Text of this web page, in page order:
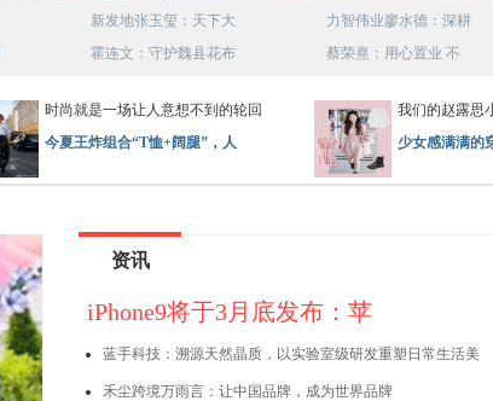
新发地张玉玺：天下大
霍连文：守护魏县花布
力智伟业廖水德：深耕
蔡荣熹：用心置业 不
时尚就是一场让人意想不到的轮回
今夏王炸组合“T恤+阔腿”，人
我们的赵露思
少女感满满的
资讯
iPhone9将于3月底发布：苹
蓝手科技：溯源天然晶质，以实验室级研发重塑日常生活美
禾尘跨境万雨言：让中国品牌，成为世界品牌